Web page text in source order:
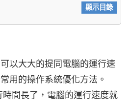
顯示目錄
以大大的提同電腦的運行速
用的操作系統優化方法。
間長了，電腦的運行速度就